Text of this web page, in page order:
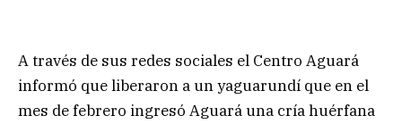
A través de sus redes sociales el Centro Aguará
informó que liberaron a un yaguarundí que en el
mes de febrero ingresó Aguará una cría huérfana